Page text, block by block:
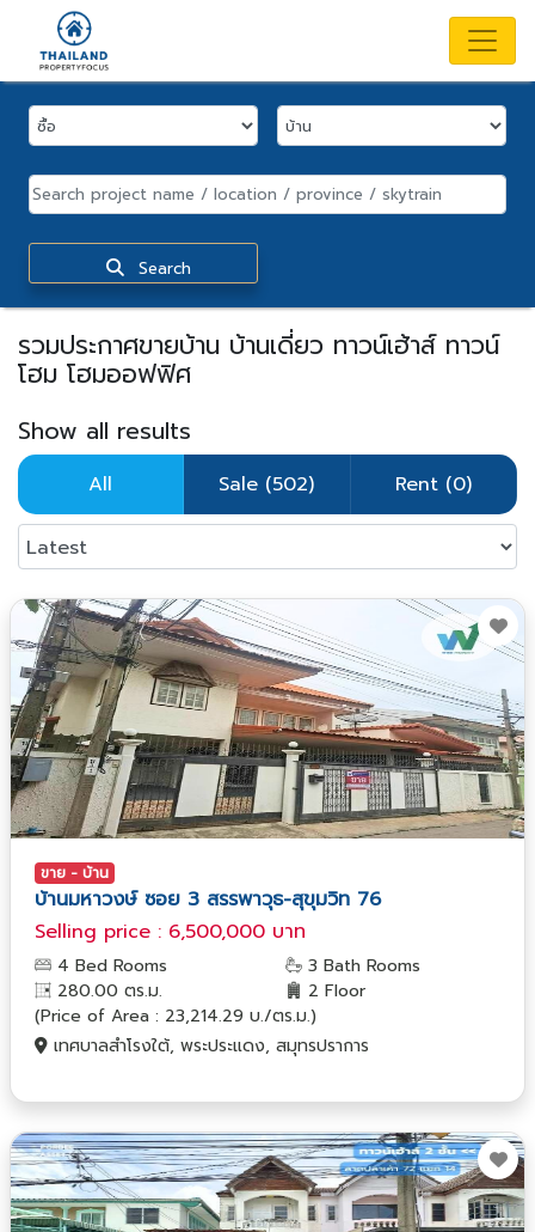
Search
รวมประกาศขายบ้าน บ้านเดี่ยว ทาวน์เฮ้าส์ ทาวน์
โฮม โฮมออฟฟิศ
Show all results
All Sale (502) Rent (0)
ขาย - บ้าน
บ้านมหาวงษ์ ซอย 3 สรรพาวุธ-สุขุมวิท 76
Selling price : 6,500,000 บาท
4 Bed Rooms
3 Bath Rooms
280.00 ตร.ม.
2 Floor
(Price of Area : 23,214.29 บ./ตร.ม.)
เทศบาลสำโรงใต้, พระประแดง, สมุทรปราการ